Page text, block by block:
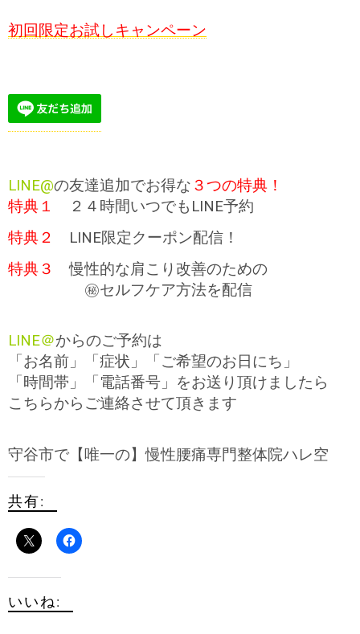
初回限定お試しキャンペーン
LINE@の友達追加でお得な ３つの特典！
特典１
２４時間いつでもLINE予約
特典２ LINE限定クーポン配信！
特典３
慢性的な肩こり改善のための
㊙セルフケア方法を配信
LINE＠からのご予約は
「お名前」「症状」「ご希望のお日にち」
「時間帯」「電話番号」をお送り頂けましたら
こちらからご連絡させて頂きます
守谷市で【唯一の】慢性腰痛専門整体院ハレ空
共有:
いいね: